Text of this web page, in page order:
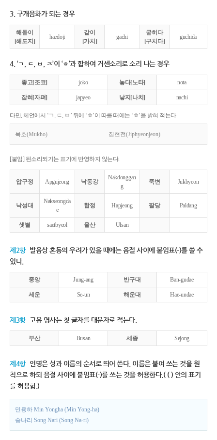
3. 구개음화가 되는 경우
해돋이
[해도지]
haedoji
같이
[가치]
gachi
굳히다
[구치다]
guchida
4. ‘ㄱ, ㄷ, ㅂ, ㅈ’이 ‘ㅎ’과 합하여 거센소리로 소리 나는 경우
좋고[조코] joko 놓다[노타] nota
잡혀[자펴] japyeo 낳지[나치] nachi
다만, 체언에서 ‘ㄱ, ㄷ, ㅂ’ 뒤에 ‘ㅎ’이 따를 때에는 ‘ㅎ’을 밝혀 적는다.
묵호(Mukho) 집현전(Jiphyeonjeon)
[붙임] 된소리되기는 표기에 반영하지 않는다.
압구정 Apgujeong 낙동강
Nakdonggan
g
죽변 Jukbyeon
낙성대
Nakseongda
e
합정 Hapjeong 팔당 Paldang
샛별 saetbyeol 울산 Ulsan
제2항 발음상 혼동의 우려가 있을 때에는 음절 사이에 붙임표(-)를 쓸 수
있다.
중앙 Jung-ang 반구대 Ban-gudae
세운 Se-un 해운대 Hae-undae
제3항 고유 명사는 첫 글자를 대문자로 적는다.
부산 Busan 세종 Sejong
제4항 인명은 성과 이름의 순서로 띄어 쓴다. 이름은 붙여 쓰는 것을 원
칙으로 하되 음절 사이에 붙임표(-)를 쓰는 것을 허용한다.( ( ) 안의 표기
를 허용함.)
민용하 Min Yongha (Min Yong-ha)
송나리 Song Nari (Song Na-ri)